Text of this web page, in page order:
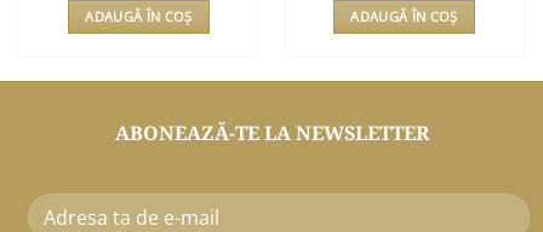
ADAUGĂ ÎN COȘ ADAUGĂ ÎN COȘ
ABONEAZĂ-TE LA NEWSLETTER